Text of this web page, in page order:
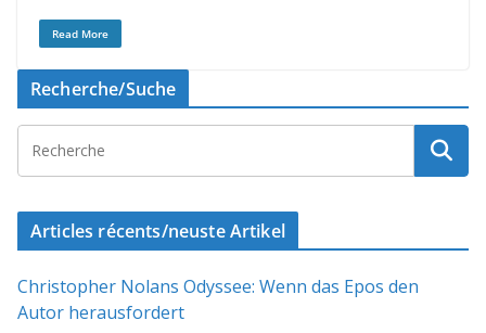
Read More
Recherche/Suche
Articles récents/neuste Artikel
Christopher Nolans Odyssee: Wenn das Epos den
Autor herausfordert